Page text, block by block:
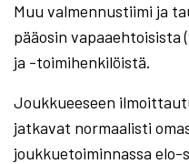
Muu valmennustiimi ja
pääosin vapaaehtoisista
ja -toimihenkilöistä.
Joukkueeseen
jatkavat normaalisti
joukkuetoiminnassa elo-